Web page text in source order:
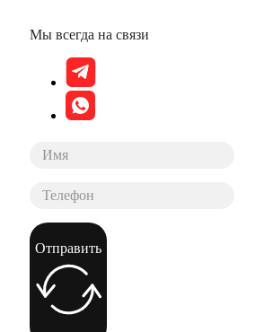
Мы всегда на связи
Отправить